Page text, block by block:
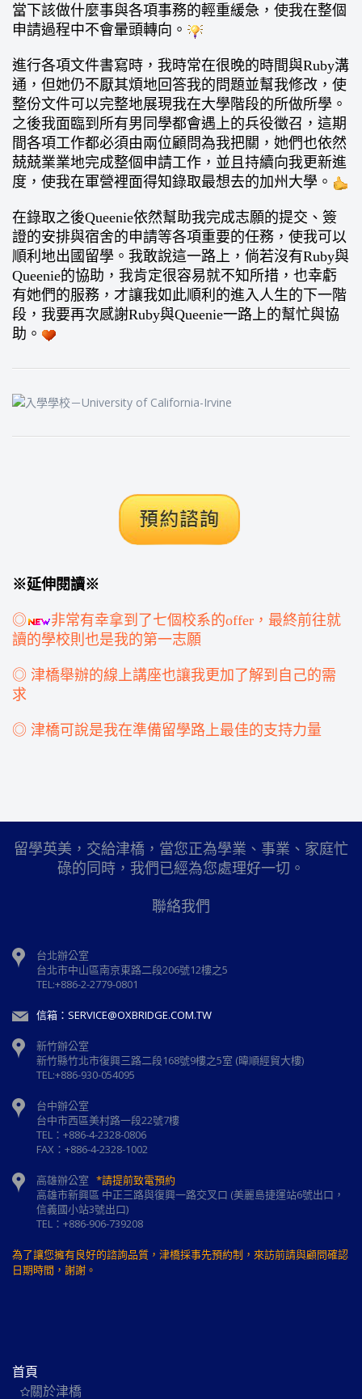
當下該做什麼事與各項事務的輕重緩急，使我在整個
申請過程中不會暈頭轉向。
進行各項文件書寫時，我時常在很晚的時間與Ruby溝
通，但她仍不厭其煩地回答我的問題並幫我修改，使
整份文件可以完整地展現我在大學階段的所做所學。
之後我面臨到所有男同學都會遇上的兵役徵召，這期
間各項工作都必須由兩位顧問為我把關，她們也依然
兢兢業業地完成整個申請工作，並且持續向我更新進
度，使我在軍營裡面得知錄取最想去的加州大學。
在錄取之後Queenie依然幫助我完成志願的提交、簽
證的安排與宿舍的申請等各項重要的任務，使我可以
順利地出國留學。我敢說這一路上，倘若沒有Ruby與
Queenie的協助，我肯定很容易就不知所措，也幸虧
有她們的服務，才讓我如此順利的進入人生的下一階
段，我要再次感謝Ruby與Queenie一路上的幫忙與協
助。
※延伸閱讀※
◎
非常有幸拿到了七個校系的offer，最終前往就
讀的學校則也是我的第一志願
◎ 津橋舉辦的線上講座也讓我更加了解到自己的需
求
◎ 津橋可說是我在準備留學路上最佳的支持力量
留學英美，交給津橋，當您正為學業、事業、家庭忙
碌的同時，我們已經為您處理好一切。
聯絡我們
台北辦公室
台北市中山區南京東路二段206號12樓之5
TEL:+886-2-2779-0801
信箱：SERVICE@OXBRIDGE.COM.TW
新竹辦公室
新⽵縣⽵北市復興三路⼆段168號9樓之5室 (暐順經貿大樓)
TEL:+886-930-054095
台中辦公室
台中市西區美村路一段22號7樓
TEL：+886-4-2328-0806
FAX：+886-4-2328-1002
高雄辦公室 *請提前致電預約
高雄市新興區 中正三路與復興一路交叉口 (美麗島捷運站6號出口，
信義國小站3號出口)
TEL：+886-906-739208
為了讓您擁有良好的諮詢品質，津橋採事先預約制，來訪前請與顧問確認
日期時間，謝謝。
首頁
關於津橋